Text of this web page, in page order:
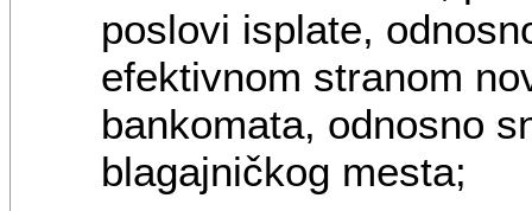
poslovi isplate,
efektivnom stranom
bankomata, odnosno
blagajničkog mesta;